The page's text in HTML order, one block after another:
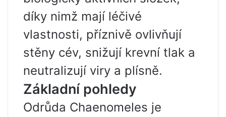
díky nimž mají léčivé
vlastnosti, příznivě ovlivňují
stěny cév, snižují krevní tlak a
neutralizují viry a plísně.
Základní pohledy
Odrůda Chaenomeles je